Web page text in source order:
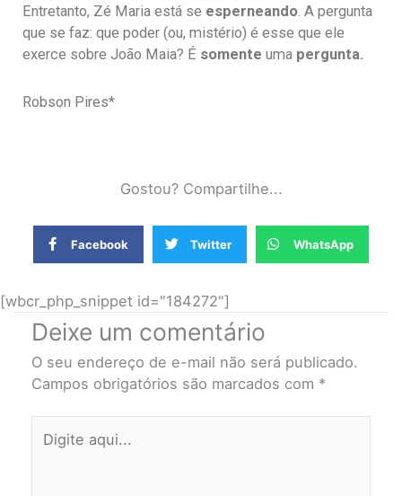
Entretanto, Zé Maria está se esperneando. A pergunta
que se faz: que poder (ou, mistério) é esse que ele
exerce sobre João Maia? É somente uma pergunta.
Robson Pires*
Gostou? Compartilhe...
Facebook Twitter WhatsApp
[wbcr_php_snippet id="184272"]
Deixe um comentário
O seu endereço de e-mail não será publicado.
Campos obrigatórios são marcados com *
aqui...